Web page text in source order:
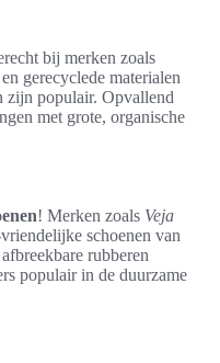
bij merken zoals
gerecyclede materialen
zijn populair. Opvallend
met grote, organische
! Merken zoals Veja
schoenen van
rubberen
populair in de duurzame